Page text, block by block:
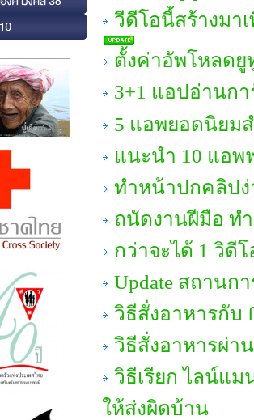
วีดีโอนี้สร้างมา
ตั้งค่าอัพโหลด
3+1 แอปอ่านก
5 แอพยอดนิยม
แนะนำ 10 แอพ
ทำหน้าปกคลิปง่
ถนัดงานฝีมือ ท
กว่าจะได้ 1 วิดีโ
Update สถานก
วิธีสั่งอาหารกับ
วิธีสั่งอาหารผ่า
วิธีเรียก ไลน์แม
ให้ส่งผิดบ้าน